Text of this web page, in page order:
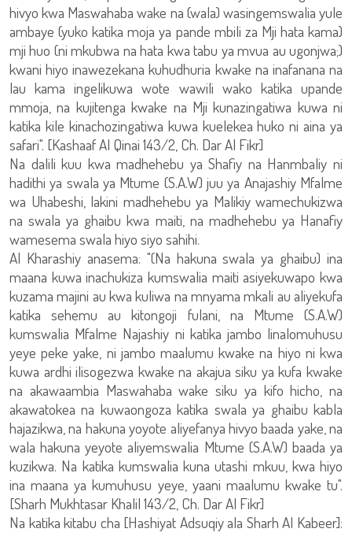
hivyo kwa Maswahaba wake na (wala) wasingemswalia yule
ambaye (yuko katika moja ya pande mbili za Mji hata kama)
mji huo (ni mkubwa na hata kwa tabu ya mvua au ugonjwa;)
kwani hiyo inawezekana kuhudhuria kwake na inafanana na
lau kama ingelikuwa wote wawili wako katika upande
mmoja, na kujitenga kwake na Mji kunazingatiwa kuwa ni
katika kile kinachozingatiwa kuwa kuelekea huko ni aina ya
safari". [Kashaaf Al Qinai 143/2, Ch. Dar Al Fikr]
Na dalili kuu kwa madhehebu ya Shafiy na Hanmbaliy ni
hadithi ya swala ya Mtume (S.A.W) juu ya Anajashiy Mfalme
wa Uhabeshi, lakini madhehebu ya Malikiy wamechukizwa
na swala ya ghaibu kwa maiti, na madhehebu ya Hanafiy
wamesema swala hiyo siyo sahihi.
Al Kharashiy anasema: "(Na hakuna swala ya ghaibu) ina
maana kuwa inachukiza kumswalia maiti asiyekuwapo kwa
kuzama majini au kwa kuliwa na mnyama mkali au aliyekufa
katika sehemu au kitongoji fulani, na Mtume (S.A.W)
kumswalia Mfalme Najashiy ni katika jambo linalomuhusu
yeye peke yake, ni jambo maalumu kwake na hiyo ni kwa
kuwa ardhi ilisogezwa kwake na akajua siku ya kufa kwake
na akawaambia Maswahaba wake siku ya kifo hicho, na
akawatokea na kuwaongoza katika swala ya ghaibu kabla
hajazikwa, na hakuna yoyote aliyefanya hivyo baada yake, na
wala hakuna yeyote aliyemswalia Mtume (S.A.W) baada ya
kuzikwa. Na katika kumswalia kuna utashi mkuu, kwa hiyo
ina maana ya kumuhusu yeye, yaani maalumu kwake tu".
[Sharh Mukhtasar Khalil 143/2, Ch. Dar Al Fikr]
Na katika kitabu cha [Hashiyat Adsuqiy ala Sharh Al Kabeer]: